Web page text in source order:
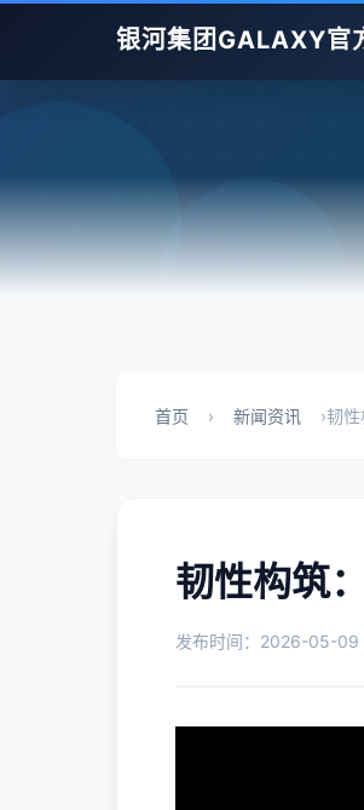
银河集团GALAXY官
首页 › 新闻资讯 ›韧性
韧性构筑
发布时间：2026-05-